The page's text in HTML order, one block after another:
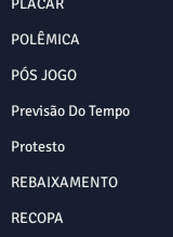
POLÊMICA
PÓS JOGO
Previsão Do Tempo
Protesto
REBAIXAMENTO
RECOPA